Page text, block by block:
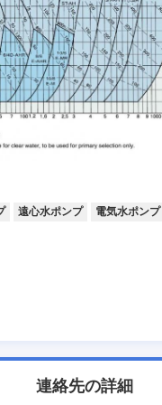
プ
プ部品
遠心水ポンプ 電気水ポンプ
連絡先の詳細